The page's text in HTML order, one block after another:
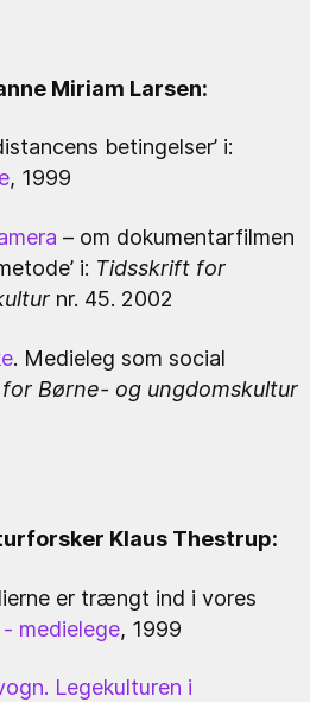
Miriam Larsen:
betingelser’ i:
, 1999
– om dokumentarfilmen
i: Tidsskrift for
nr. 45. 2002
. Medieleg som social
Børne- og ungdomskultur
Klaus Thestrup:
er trængt ind i vores
medielege, 1999
Legekulturen i